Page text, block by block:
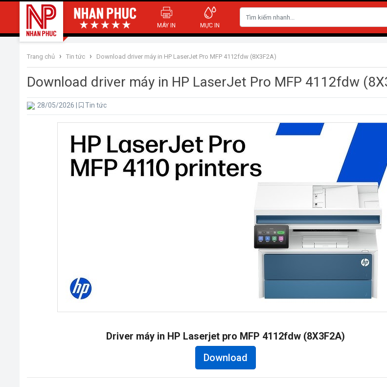
MÁY IN MỰC IN
Trang chủ › Tin tức › Download driver máy in HP LaserJet Pro MFP 4112fdw (8X3F2A)
Download driver máy in HP LaserJet Pro MFP 4112fdw
28/05/2026 Tin tức
Driver máy in HP Laserjet pro MFP 4112fdw (8X3F2A)
Download